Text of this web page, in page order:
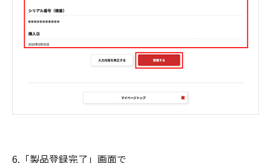
6.「製品登録完了」画面で